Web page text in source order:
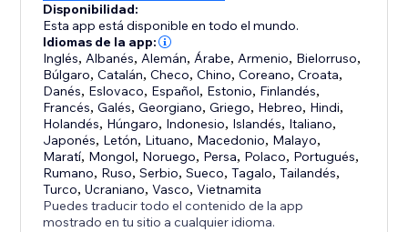
Disponibilidad:
Esta app está disponible en todo el mundo.
Idiomas de la app:
Inglés, Albanés, Alemán, Árabe, Armenio, Bielorruso,
Búlgaro,Catalán,Checo,Chino,Coreano,Croata,
Danés, Eslovaco, Español, Estonio, Finlandés,
Francés,Galés,Georgiano,Griego, Hebreo, Hindi,
Holandés, Húngaro, Indonesio, Islandés, Italiano,
Japonés, Letón, Lituano, Macedonio, Malayo,
Maratí, Mongol, Noruego, Persa, Polaco, Portugués,
Rumano, Ruso,Serbio,Sueco,Tagalo,Tailandés,
Turco,Ucraniano,Vasco,Vietnamita
Puedes traducir todo el contenido de la app
mostrado en tu sitio a cualquier idioma.